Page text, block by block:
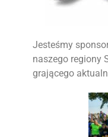
Jesteśmy
naszego regiony
grającego